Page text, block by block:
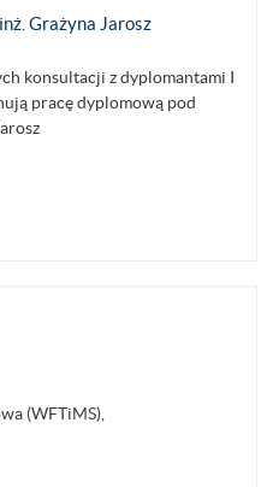
Grażyna Jarosz
konsultacji z dyplomantami I
pracę dyplomową pod
(WFTiMS),